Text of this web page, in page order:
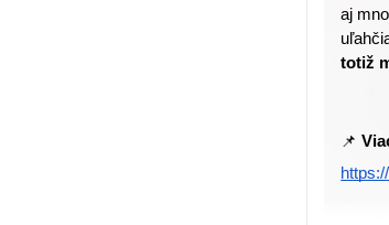
aj
totiž
📌